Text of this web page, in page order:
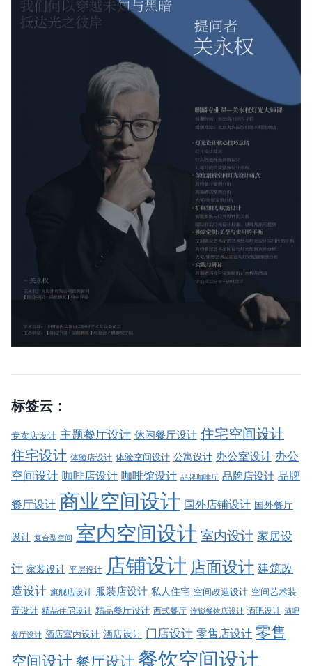
标签云：
专卖店设计 主题餐厅设计 休闲餐厅设计 住宅空间设计
住宅设计 体验店设计 体验空间设计 公寓设计 办公室设计 办公
空间设计 咖啡店设计 咖啡馆设计 品牌咖啡厅 品牌店设计 品牌
餐厅设计 商业空间设计 国外店铺设计 国外餐厅
设计 复合型空间 室内空间设计 室内设计 家居设
计 家装设计 平层设计 店铺设计 店面设计 建筑改
造设计 旗舰店设计 服装店设计 私人住宅 空间改造设计 空间艺术装
置设计 精品住宅设计 精品餐厅设计 西式餐厅 连锁餐饮店设计 酒吧设计 酒吧
餐厅设计 酒店室内设计 酒店设计 门店设计 零售店设计 零售
空间设计餐厅设计 餐饮空间设计